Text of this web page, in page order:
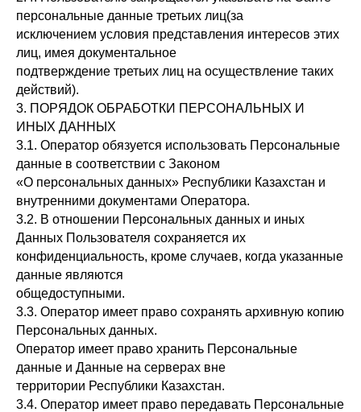
персональные данные третьих лиц(за
исключением условия представления интересов этих
лиц, имея документальное
подтверждение третьих лиц на осуществление таких
действий).
3. ПОРЯДОК ОБРАБОТКИ ПЕРСОНАЛЬНЫХ И
ИНЫХ ДАННЫХ
3.1. Оператор обязуется использовать Персональные
данные в соответствии с Законом
«О персональных данных» Республики Казахстан и
внутренними документами Оператора.
3.2. В отношении Персональных данных и иных
Данных Пользователя сохраняется их
конфиденциальность, кроме случаев, когда указанные
данные являются
общедоступными.
3.3. Оператор имеет право сохранять архивную копию
Персональных данных.
Оператор имеет право хранить Персональные
данные и Данные на серверах вне
территории Республики Казахстан.
3.4. Оператор имеет право передавать Персональные